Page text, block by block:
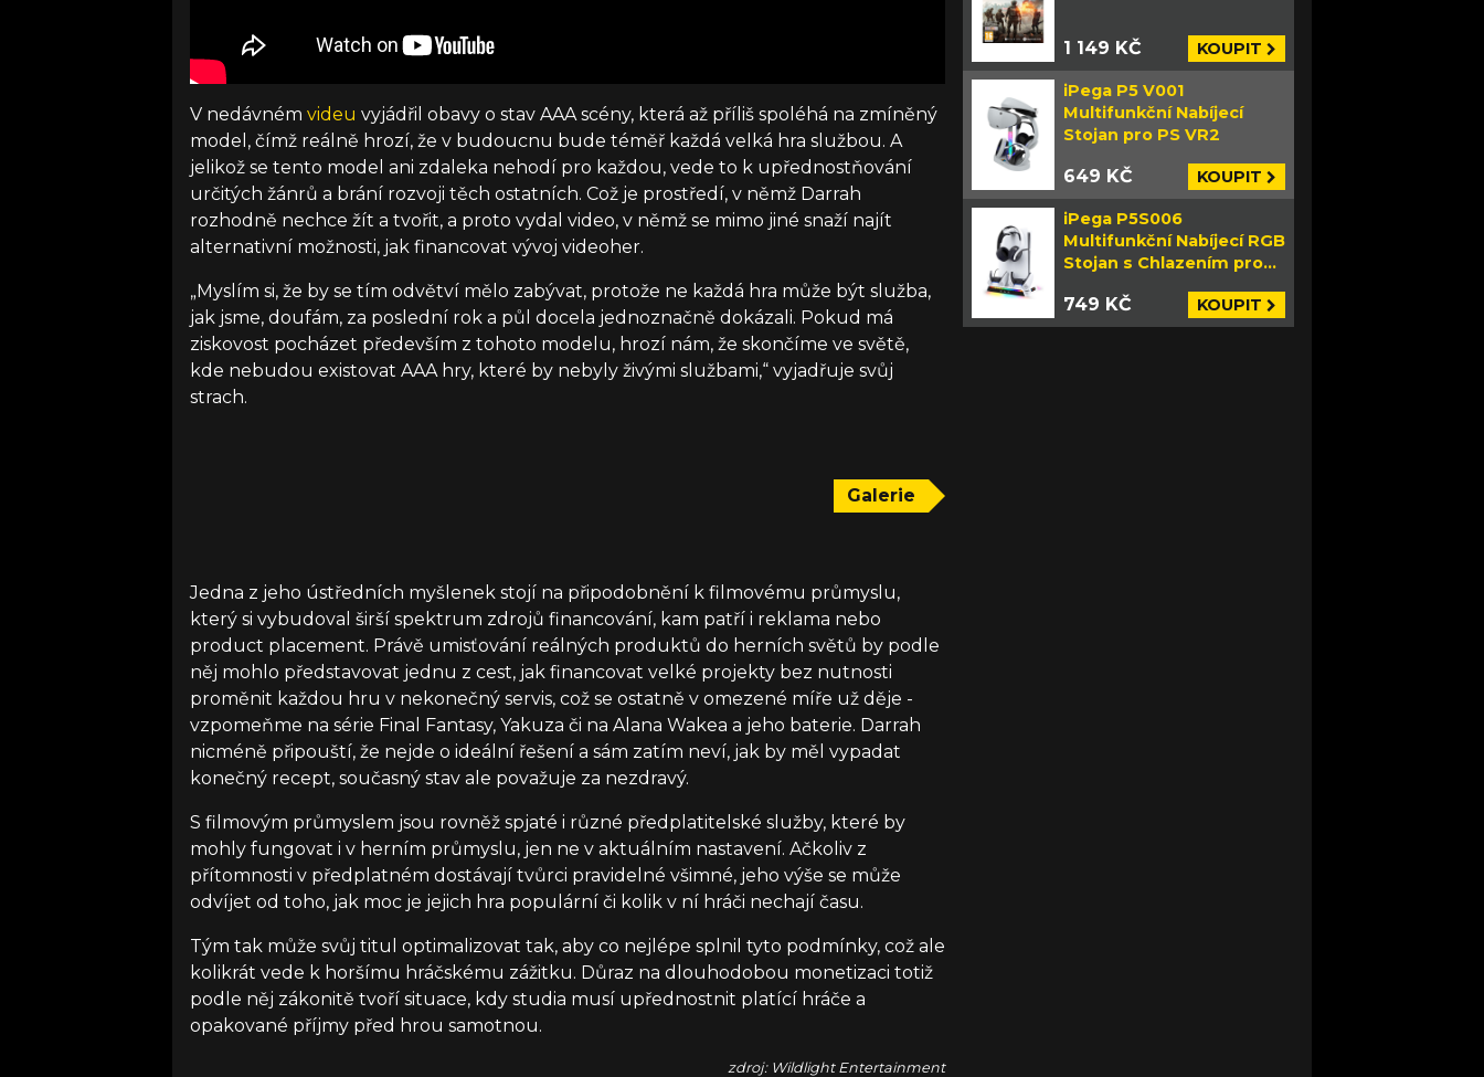
V nedávném videu vyjádřil obavy o stav AAA scény, která až příliš spoléhá na zmíněný
model, čímž reálně hrozí, že v budoucnu bude téměř každá velká hra službou. A
jelikož se tento model ani zdaleka nehodí pro každou, vede to k upřednostňování
určitých žánrů a brání rozvoji těch ostatních. Což je prostředí, v němž Darrah
rozhodně nechce žít a tvořit, a proto vydal video, v němž se mimo jiné snaží najít
alternativní možnosti, jak financovat vývoj videoher.
„Myslím si, že by se tím odvětví mělo zabývat, protože ne každá hra může být služba,
jak jsme, doufám, za poslední rok a půl docela jednoznačně dokázali. Pokud má
ziskovost pocházet především z tohoto modelu, hrozí nám, že skončíme ve světě,
kde nebudou existovat AAA hry, které by nebyly živými službami,“ vyjadřuje svůj
strach.
Galerie
Jedna z jeho ústředních myšlenek stojí na připodobnění k filmovému průmyslu,
který si vybudoval širší spektrum zdrojů financování, kam patří i reklama nebo
product placement. Právě umisťování reálných produktů do herních světů by podle
něj mohlo představovat jednu z cest, jak financovat velké projekty bez nutnosti
proměnit každou hru v nekonečný servis, což se ostatně v omezené míře už děje -
vzpomeňme na série Final Fantasy, Yakuza či na Alana Wakea a jeho baterie. Darrah
nicméně připouští, že nejde o ideální řešení a sám zatím neví, jak by měl vypadat
konečný recept, současný stav ale považuje za nezdravý.
S filmovým průmyslem jsou rovněž spjaté i různé předplatitelské služby, které by
mohly fungovat i v herním průmyslu, jen ne v aktuálním nastavení. Ačkoliv z
přítomnosti v předplatném dostávají tvůrci pravidelné všimné, jeho výše se může
odvíjet od toho, jak moc je jejich hra populární či kolik v ní hráči nechají času.
Tým tak může svůj titul optimalizovat tak, aby co nejlépe splnil tyto podmínky, což ale
kolikrát vede k horšímu hráčskému zážitku. Důraz na dlouhodobou monetizaci totiž
podle něj zákonitě tvoří situace, kdy studia musí upřednostnit platící hráče a
opakované příjmy před hrou samotnou.
zdroj: Wildlight Entertainment
1 149 KČ KOUPIT
iPega P5 V001
Multifunkční Nabíjecí
Stojan pro PS VR2
649 KČ KOUPIT
iPega P5S006
Multifunkční Nabíjecí RGB
Stojan s Chlazením pro
749 KČ KOUPIT